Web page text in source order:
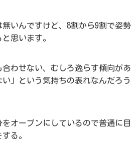
いんですけど、8割から9割で姿勢
思います。
わせない、むしろ逸らす傾向があ
」という気持ちの表れなんだろう
オープンにしているので普通に目
る。